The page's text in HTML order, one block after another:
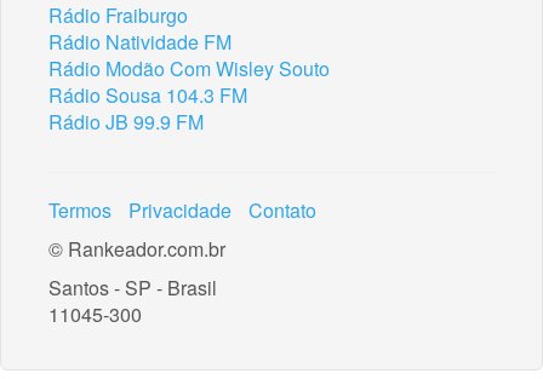
Rádio Fraiburgo
Rádio Natividade FM
Rádio Modão Com Wisley Souto
Rádio Sousa 104.3 FM
Rádio JB 99.9 FM
Termos Privacidade
Contato
© Rankeador.com.br
Santos - SP - Brasil
11045-300